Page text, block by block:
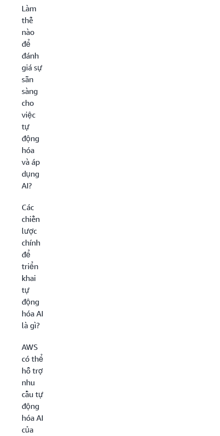
Làm
thế
nào
để
đánh
giá sự
sẵn
sàng
cho
việc
tự
động
hóa
và áp
dụng
AI?
Các
chiến
lược
chính
để
triển
khai
tự
động
hóa AI
là gì?
AWS
có thể
hỗ trợ
nhu
cầu tự
động
hóa AI
của